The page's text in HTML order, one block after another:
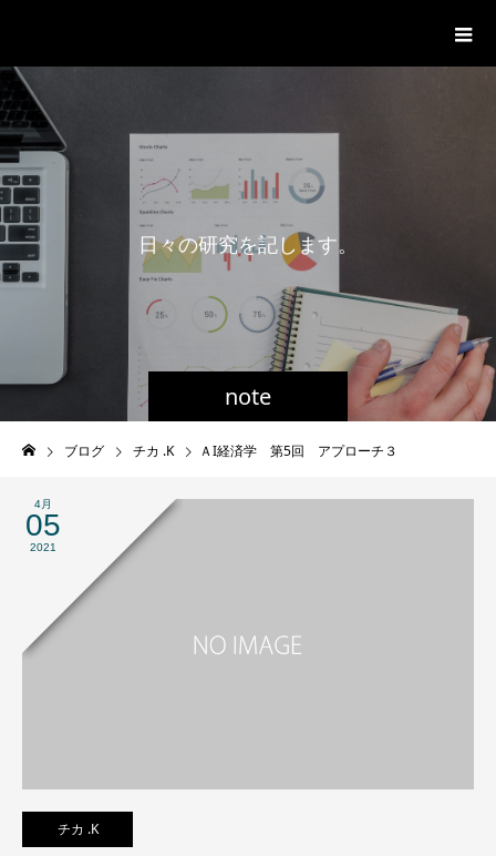
一般社団法人グローバル都市経営学
note
日々の研究を記します。
ブログ チカ .K ＡI経済学 第5回 アプローチ３
4月
05
2021
チカ .K